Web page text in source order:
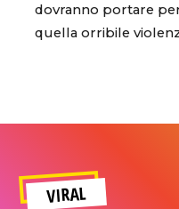
dovranno portare
quella orribile
VIRAL